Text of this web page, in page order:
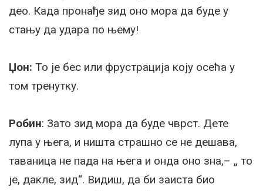
део. Када пронађе зид оно мора да буде у
стању да удара по њему!
Џон: То је бес или фрустрација коју осећа у
том тренутку.
Робин: Зато зид мора да буде чврст. Дете
лупа у њега, и ништа страшно се не дешава,
таваница не пада на њега и онда оно зна,– „ то
је, дакле, зид“. Видиш, да би заиста био